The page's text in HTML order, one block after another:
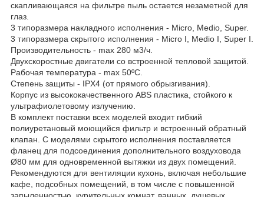
скапливающаяся на фильтре пыль остается незаметной для
глаз.
3 типоразмера накладного исполнения - Micro, Medio, Super.
3 типоразмера скрытого исполнения - Micro I, Medio I, Super I.
Производительность - max 280 м3/ч.
Двухскоростные двигатели со встроенной тепловой защитой.
Рабочая температура - max 50ºC.
Степень защиты - IPX4 (от прямого обрызгивания).
Корпус из высококачественного АBS пластика, стойкого к
ультрафиолетовому излучению.
В комплект поставки всех моделей входит гибкий
полиуретановый моющийся фильтр и встроенный обратный
клапан. С моделями скрытого исполнения поставляется
фланец для подсоединения дополнительного воздуховода
Ø80 мм для одновременной вытяжки из двух помещений.
Рекомендуются для вентиляции кухонь, включая небольшие
кафе, подсобных помещений, в том числе с повышенной
запыленностью, курительных комнат, ванных, душевых,